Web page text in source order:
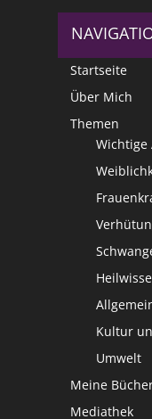
Startseite
Über Mich
Themen
Wichtige
Kultur
Umwelt
Meine
Mediathek